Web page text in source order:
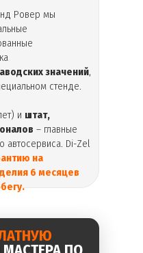
Ровер мы
значений,
стенде.
и штат,
– главные
автосервиса. Di-Zel
на
6 месяцев